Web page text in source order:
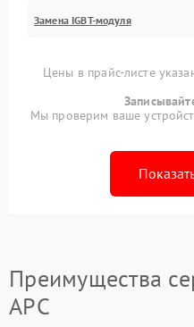
Замена IGBT-модуля
Цены в прайс-листе
Мы проверим ваше
Преимущества
APC